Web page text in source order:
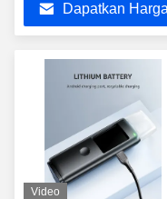
suara
Dapatkan Harga
Video